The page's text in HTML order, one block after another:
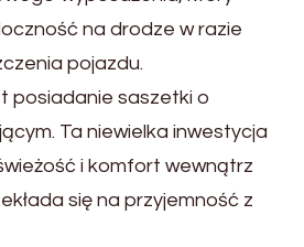
na drodze w razie
pojazdu.
posiadanie saszetki o
Ta niewielka inwestycja
i komfort wewnątrz
się na przyjemność z